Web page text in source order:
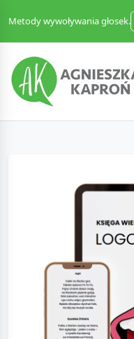
Metody wywoływania głosek.